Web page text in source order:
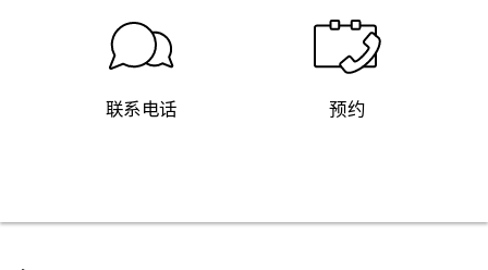
联系电话 预约